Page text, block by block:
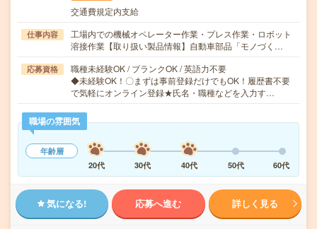
交通費規定内支給
仕事内容
工場内での機械オペレーター作業・プレス作業・ロボット
溶接作業【取り扱い製品情報】自動車部品「モノづく…
応募資格
職種未経験OK / ブランクOK / 英語力不要
◆未経験OK！〇まずは事前登録だけでもOK！履歴書不要
で気軽にオンライン登録★氏名・職種などを入力す…
職場の雰囲気
年齢層
20代
30代 40代 50代 60代
気になる! 応募へ進む 詳しく見る